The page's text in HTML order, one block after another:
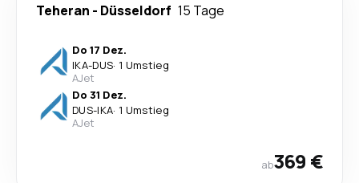
Teheran - Düsseldorf 15 Tage
Do 17 Dez.
IKA-DUS· 1 Umstieg
AJet
Do 31 Dez.
DUS-IKA· 1 Umstieg
AJet
ab369 €